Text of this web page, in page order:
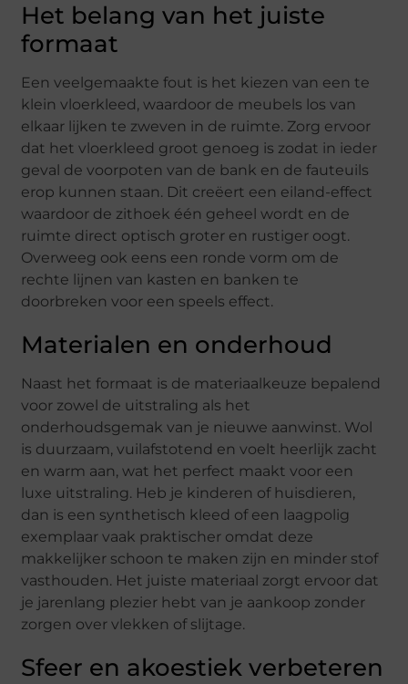
Het belang van het juiste
formaat
Een veelgemaakte fout is het kiezen van een te
klein vloerkleed, waardoor de meubels los van
elkaar lijken te zweven in de ruimte. Zorg ervoor
dat het vloerkleed groot genoeg is zodat in ieder
geval de voorpoten van de bank en de fauteuils
erop kunnen staan. Dit creëert een eiland-effect
waardoor de zithoek één geheel wordt en de
ruimte direct optisch groter en rustiger oogt.
Overweeg ook eens een ronde vorm om de
rechte lijnen van kasten en banken te
doorbreken voor een speels effect.
Materialen en onderhoud
Naast het formaat is de materiaalkeuze bepalend
voor zowel de uitstraling als het
onderhoudsgemak van je nieuwe aanwinst. Wol
is duurzaam, vuilafstotend en voelt heerlijk zacht
en warm aan, wat het perfect maakt voor een
luxe uitstraling. Heb je kinderen of huisdieren,
dan is een synthetisch kleed of een laagpolig
exemplaar vaak praktischer omdat deze
makkelijker schoon te maken zijn en minder stof
vasthouden. Het juiste materiaal zorgt ervoor dat
je jarenlang plezier hebt van je aankoop zonder
zorgen over vlekken of slijtage.
Sfeer en akoestiek verbeteren